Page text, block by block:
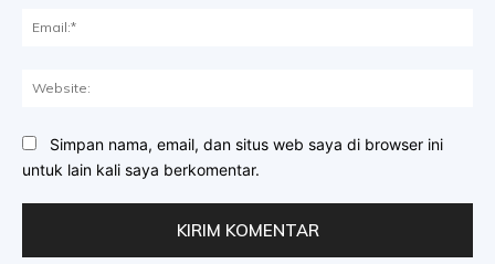
Simpan nama, email, dan situs web saya di browser ini
untuk lain kali saya berkomentar.